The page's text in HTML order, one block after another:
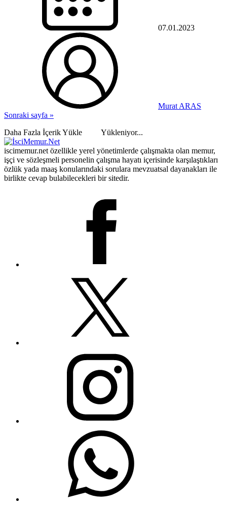
07.01.2023
Murat ARAS
Sonraki sayfa »
Daha Fazla İçerik Yükle
Yükleniyor...
iscimemur.net özellikle yerel yönetimlerde çalışmakta olan memur,
işçi ve sözleşmeli personelin çalışma hayatı içerisinde karşılaştıkları
özlük yada maaş konularındaki sorulara mevzuatsal dayanakları ile
birlikte cevap bulabilecekleri bir sitedir.